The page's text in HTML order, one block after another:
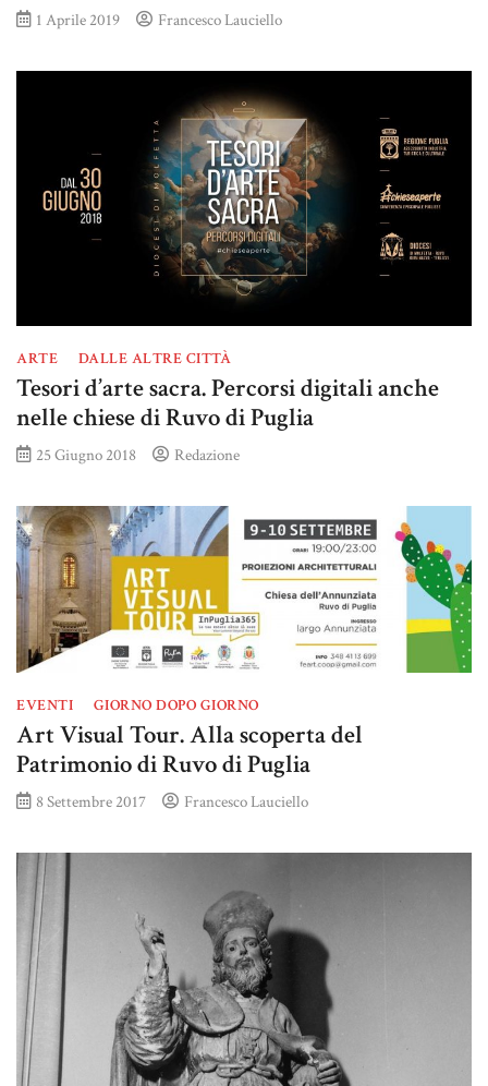
1 Aprile 2019 Francesco Lauciello
ARTE DALLE ALTRE CITTÀ
Tesori d’arte sacra. Percorsi digitali anche
nelle chiese di Ruvo di Puglia
25 Giugno 2018 Redazione
EVENTI GIORNO DOPO GIORNO
Art Visual Tour. Alla scoperta del
Patrimonio di Ruvo di Puglia
8 Settembre 2017 Francesco Lauciello